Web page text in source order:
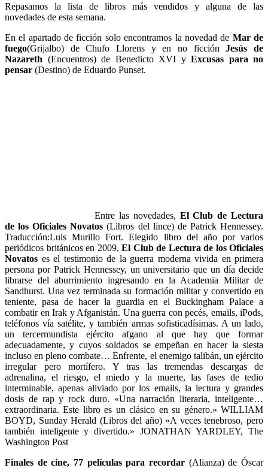
Repasamos la lista de libros más vendidos y alguna de las
novedades de esta semana.
En el apartado de ficción solo encontramos la novedad de Mar de
fuego(Grijalbo) de Chufo Llorens y en no ficciónJesús de
Nazareth (Encuentros) de Benedicto XVI y Excusas para no
pensar (Destino) de Eduardo Punset.
Entre las novedades, El Club de Lectura
de los Oficiales Novatos (Libros del lince) de Patrick Hennessey.
Traducción:Luis Murillo Fort. Elegido libro del año por varios
periódicos británicos en 2009, El Club de Lectura de los Oficiales
Novatos es el testimonio de la guerra moderna vivida en primera
persona por Patrick Hennessey, un universitario que un día decide
librarse del aburrimiento ingresando en la Academia Militar de
Sandhurst. Una vez terminada su formación militar y convertido en
teniente, pasa de hacer la guardia en el Buckingham Palace a
combatir en Irak y Afganistán. Una guerra con pecés, emails, iPods,
teléfonos vía satélite, y también armas sofisticadísimas. A un lado,
un tercermundista ejército afgano al que hay que formar
adecuadamente, y cuyos soldados se empeñan en hacer la siesta
incluso en pleno combate… Enfrente, el enemigo talibán, un ejército
irregular pero mortífero. Y tras las tremendas descargas de
adrenalina, el riesgo, el miedo y la muerte, las fases de tedio
interminable, apenas aliviado por los emails, la lectura y grandes
dosis de rap y rock duro. «Una narración literaria, inteligente…
extraordinaria. Este libro es un clásico en su género.» WILLIAM
BOYD, Sunday Herald (Libros del año) «A veces tenebroso, pero
también inteligente y divertido.» JONATHAN YARDLEY, The
Washington Post
Finales de cine, 77 películas para recordar (Alianza) de Óscar